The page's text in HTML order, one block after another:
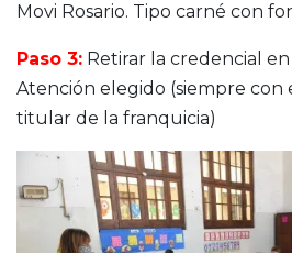
Movi Rosario. Tipo carné con
Paso 3: Retirar la credencial
Atención elegido (siempre con
titular de la franquicia)